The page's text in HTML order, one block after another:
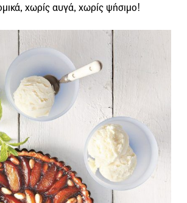
χωρίς αυγά, χωρίς ψήσιμο!